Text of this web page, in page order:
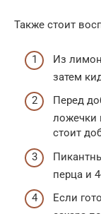
Также стоит
Из
затем
Перед
ложечки
стоит
перца и
Если